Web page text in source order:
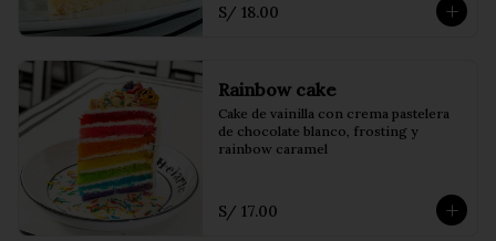
S/ 18.00
Rainbow cake
Cake de vainilla con crema pastelera
de chocolate blanco, frosting y
rainbow caramel
S/ 17.00